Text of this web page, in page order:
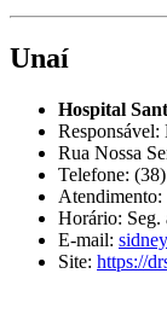
Unaí
Hospital
Rua Nossa
Telefone:
Horário: Seg.
E-mail:
Site: https://